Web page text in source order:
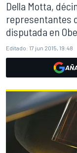
Della Motta,
representantes
disputada en
Editado: 17 jun 2015, 19:48